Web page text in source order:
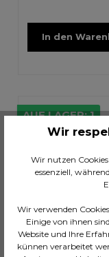
In den
AUF LAGER: 1
Wir
Wir nutzen
essenziell,
Wir verwenden
Einige von ihnen
Website und Ihre
künnen verarbeitet